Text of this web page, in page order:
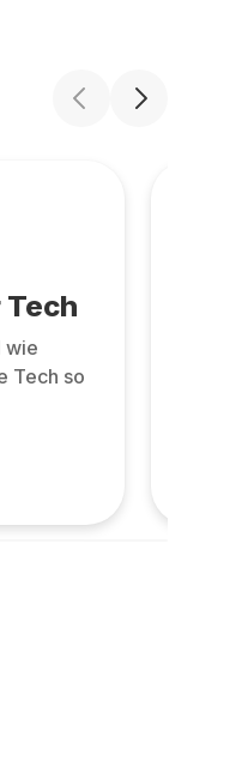
wie
Tech so